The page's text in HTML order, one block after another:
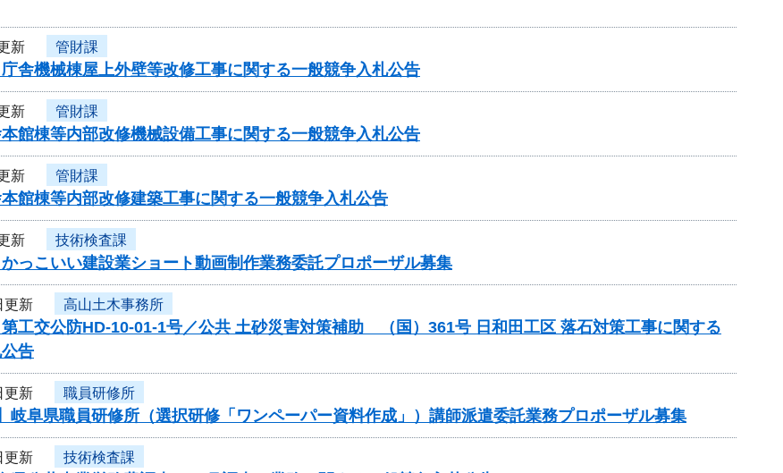
新 管財課
舎機械棟屋上外壁等改修工事に関する一般競争入札公告
新 管財課
館棟等内部改修機械設備工事に関する一般競争入札公告
新 管財課
館棟等内部改修建築工事に関する一般競争入札公告
新 技術検査課
かっこいい建設業ショート動画制作業務委託プロポーザル募集
更新 高山土木事務所
第工交公防HD-10-01-1号／公共 土砂災害対策補助 （国）361号 日和田工区 落石対策工事に関する
告
更新 職員研修所
岐阜県職員研修所（選択研修「ワンペーパー資料作成」）講師派遣委託業務プロポーザル募集
更新 技術検査課